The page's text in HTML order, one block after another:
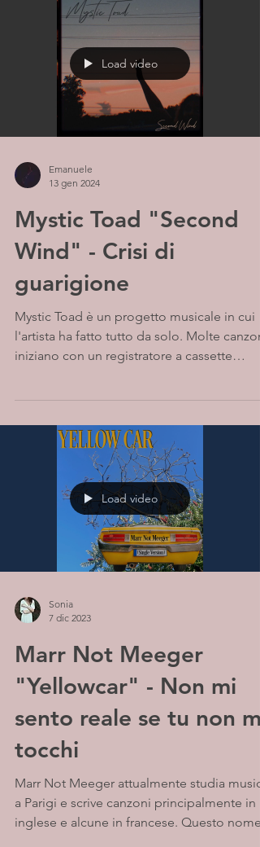
Load video
Emanuele
13 gen 2024
Mystic Toad "Second
Wind" - Crisi di
guarigione
Mystic Toad è un progetto musicale in cui
l'artista ha fatto tutto da solo. Molte canzoni
iniziano con un registratore a cassette
Load video
Sonia
7 dic 2023
Marr Not Meeger
"Yellowcar" - Non mi
sento reale se tu non mi
tocchi
Marr Not Meeger attualmente studia
a Parigi e scrive canzoni principalmente in
inglese e alcune in francese. Questo nome